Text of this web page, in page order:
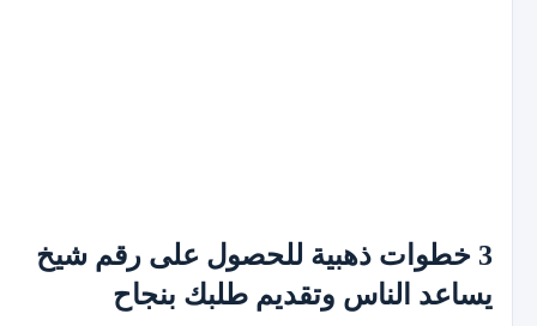
3 خطوات ذهبية للحصول على رقم شيخ
يساعد الناس وتقديم طلبك بنجاح